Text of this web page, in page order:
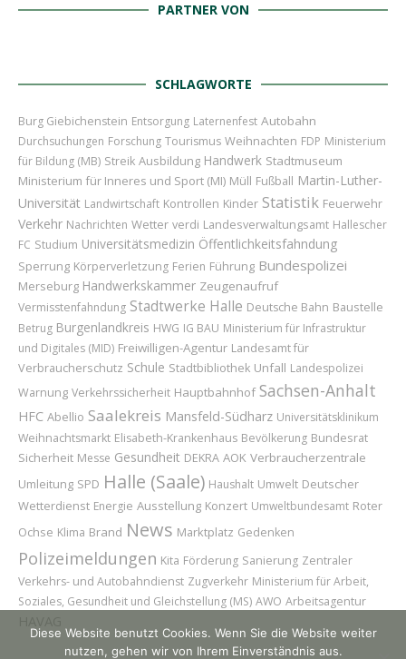
PARTNER VON
SCHLAGWORTE
Burg Giebichenstein Entsorgung Laternenfest Autobahn
Durchsuchungen Forschung Tourismus Weihnachten FDP Ministerium
für Bildung (MB) Streik Ausbildung Handwerk Stadtmuseum
Ministerium für Inneres und Sport (MI) Müll Fußball Martin-Luther-
Universität Landwirtschaft Kontrollen Kinder Statistik Feuerwehr
Verkehr Nachrichten Wetter verdi Landesverwaltungsamt Hallescher
FC Studium Universitätsmedizin Öffentlichkeitsfahndung
Sperrung Körperverletzung Ferien Führung Bundespolizei
Merseburg Handwerkskammer Zeugenaufruf
Vermisstenfahndung Stadtwerke Halle Deutsche Bahn Baustelle
Betrug Burgenlandkreis HWG IG BAU Ministerium für Infrastruktur
und Digitales (MID) Freiwilligen-Agentur Landesamt für
Verbraucherschutz Schule Stadtbibliothek Unfall Landespolizei
Warnung Verkehrssicherheit Hauptbahnhof Sachsen-Anhalt
HFC Abellio Saalekreis Mansfeld-Südharz Universitätsklinikum
Weihnachtsmarkt Elisabeth-Krankenhaus Bevölkerung Bundesrat
Sicherheit Messe Gesundheit DEKRA AOK Verbraucherzentrale
Umleitung SPD Halle (Saale) Haushalt Umwelt Deutscher
Wetterdienst Energie Ausstellung Konzert Umweltbundesamt Roter
Ochse Klima Brand News Marktplatz Gedenken
Polizeimeldungen Kita Förderung Sanierung Zentraler
Verkehrs- und Autobahndienst Zugverkehr Ministerium für Arbeit,
Soziales, Gesundheit und Gleichstellung (MS) AWO Arbeitsagentur
Diese Website benutzt Cookies. Wenn Sie die Website weiter
nutzen, gehen wir von Ihrem Einverständnis aus.